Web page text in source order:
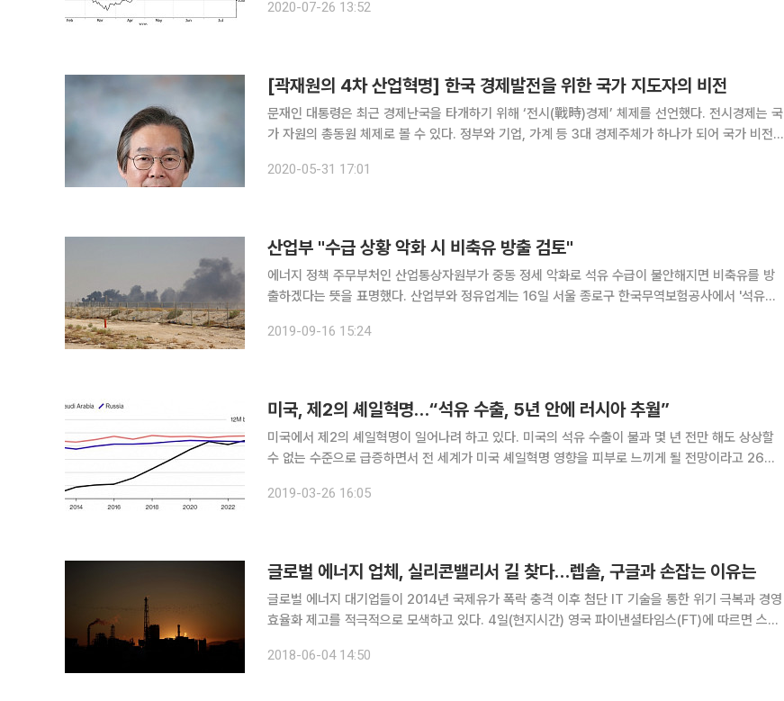
하면서 하루 만에 시가총액이 80억 달러 늘어나 약 1892억 달러(약
2020-07-26 13:52
[곽재원의 4차 산업혁명] 한국 경제발전을 위한 국가 지도자의 비전
문재인 대통령은 최근 경제난국을 타개하기 위해 ‘전시(戰時)경제’ 체제를 선언했다. 전시경제는 국
가 자원의 총동원 체제로 볼 수 있다. 정부와 기업, 가계 등 3대 경제주체가 하나가 되어 국가 비전과
나 한국은 개발경제 시대에 성공한 경험이 있으며, 그것이 DNA로
2020-05-31 17:01
산업부 "수급 상황 악화 시 비축유 방출 검토"
에너지 정책 주무부처인 산업통상자원부가 중동 정세 악화로 석유 수급이 불안해지면 비축유를 방
출하겠다는 뜻을 표명했다. 산업부와 정유업계는 16일 서울 종로구 한국무역보험공사에서 '석유수
(Khurais) 유전과 아브카이크(Abquiq) 정유 단지를 공격하면서 국제
2019-09-16 15:24
미국, 제2의 셰일혁명…“석유 수출, 5년 안에 러시아 추월”
미국에서 제2의 셰일혁명이 일어나려 하고 있다. 미국의 석유 수출이 불과 몇 년 전만 해도 상상할
수 없는 수준으로 급증하면서 전 세계가 미국 셰일혁명 영향을 피부로 느끼게 될 전망이라고 26일
정치와 경제에 막대한 영향을 미칠 수 있다. 예를 들어 석유수출국기
2019-03-26 16:05
글로벌 에너지 업체, 실리콘밸리서 길 찾다…렙솔, 구글과 손잡는 이유는
글로벌 에너지 대기업들이 2014년 국제유가 폭락 충격 이후 첨단 IT 기술을 통한 위기 극복과 경영
효율화 제고를 적극적으로 모색하고 있다. 4일(현지시간) 영국 파이낸셜타임스(FT)에 따르면 스페
이는 새로운 IT 기술을 활용해 비용을 효율적으로 절감하고
2018-06-04 14:50